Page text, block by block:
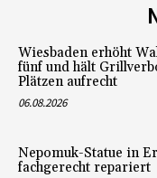
Wiesbaden erhöht
fünf und hält
Plätzen aufrecht
06.08.2026
Nepomuk-Statue in
fachgerecht repariert